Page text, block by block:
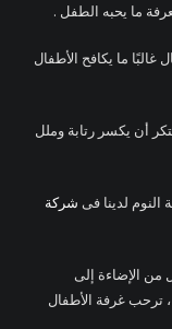
ما يحبه الطفل .
ما يكافح الأطفال
أن يكسر رتابة وملل
لدينا فى شركة
من الإضاءة إلى
، ترحب غرفة الأطفال